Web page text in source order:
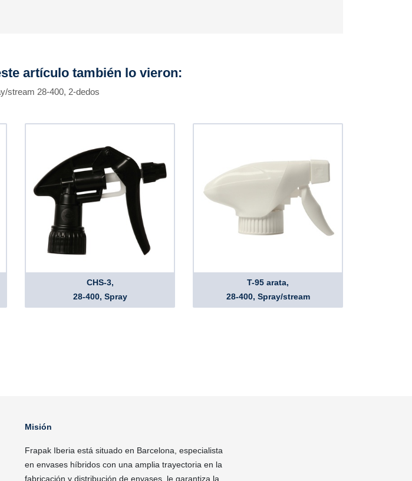
artículo también lo vieron:
stream 28-400, 2-dedos
CHS-3,
28-400, Spray
T-95 arata,
28-400, Spray/stream
Misión
Frapak Iberia está situado en Barcelona, especialista
en envases híbridos con una amplia trayectoria en la
fabricación y distribución de envases, le garantiza la